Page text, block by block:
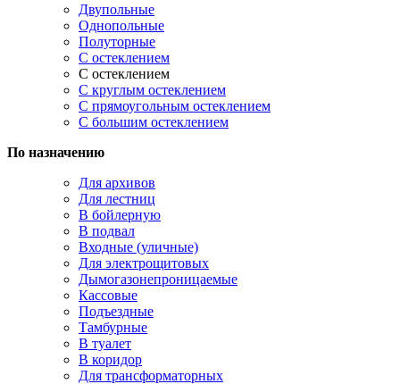
Двупольные
Однопольные
Полуторные
С остеклением
С остеклением
С круглым остеклением
С прямоугольным остеклением
С большим остеклением
По назначению
Для архивов
Для лестниц
В бойлерную
В подвал
Входные (уличные)
Для электрощитовых
Дымогазонепроницаемые
Кассовые
Подъездные
Тамбурные
В туалет
В коридор
Для трансформаторных